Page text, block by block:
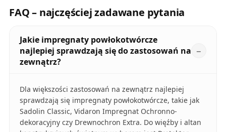
FAQ – najczęściej zadawane pytania
Jakie impregnaty powłokotwórcze
najlepiej sprawdzają się do zastosowań na
zewnątrz?
Dla większości zastosowań na zewnątrz najlepiej
sprawdzają się impregnaty powłokotwórcze, takie jak
Sadolin Classic, Vidaron Impregnat Ochronno-
dekoracyjny czy Drewnochron Extra. Do więźby i altan